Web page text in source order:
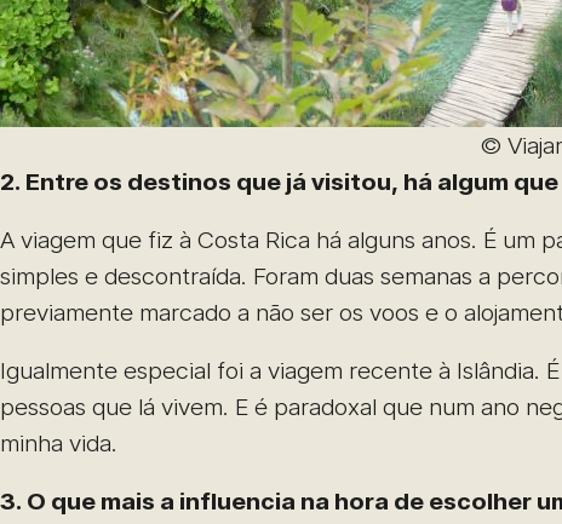
©
2. Entre os destinos que já visitou, há algum
A viagem que fiz à Costa Rica há alguns anos. É um
simples e descontraída. Foram duas semanas a
previamente marcado a não ser os voos e o
Igualmente especial foi a viagem recente à Islândia.
pessoas que lá vivem. E é paradoxal que num ano
minha vida.
3. O que mais a influencia na hora de escolher